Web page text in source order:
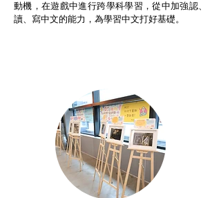
動機，在遊戲中進行跨學科學習，從中加強認、
讀、寫中文的能力，為學習中文打好基礎。